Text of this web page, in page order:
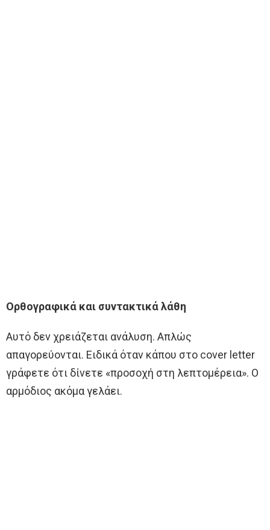
Ορθογραφικά και συντακτικά λάθη
Αυτό δεν χρειάζεται ανάλυση. Απλώς
απαγορεύονται. Ειδικά όταν κάπου στο cover letter
γράφετε ότι δίνετε «προσοχή στη λεπτομέρεια». Ο
αρμόδιος ακόμα γελάει.